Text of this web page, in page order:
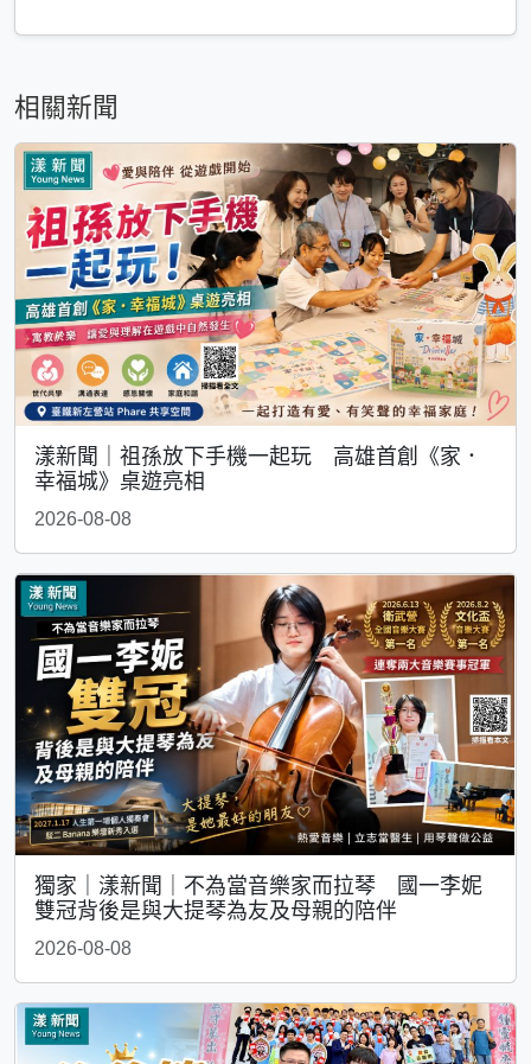
相關新聞
漾新聞｜祖孫放下手機一起玩 高雄首創《家．
幸福城》桌遊亮相
2026-08-08
獨家｜漾新聞｜不為當音樂家而拉琴 國一李妮
雙冠背後是與大提琴為友及母親的陪伴
2026-08-08